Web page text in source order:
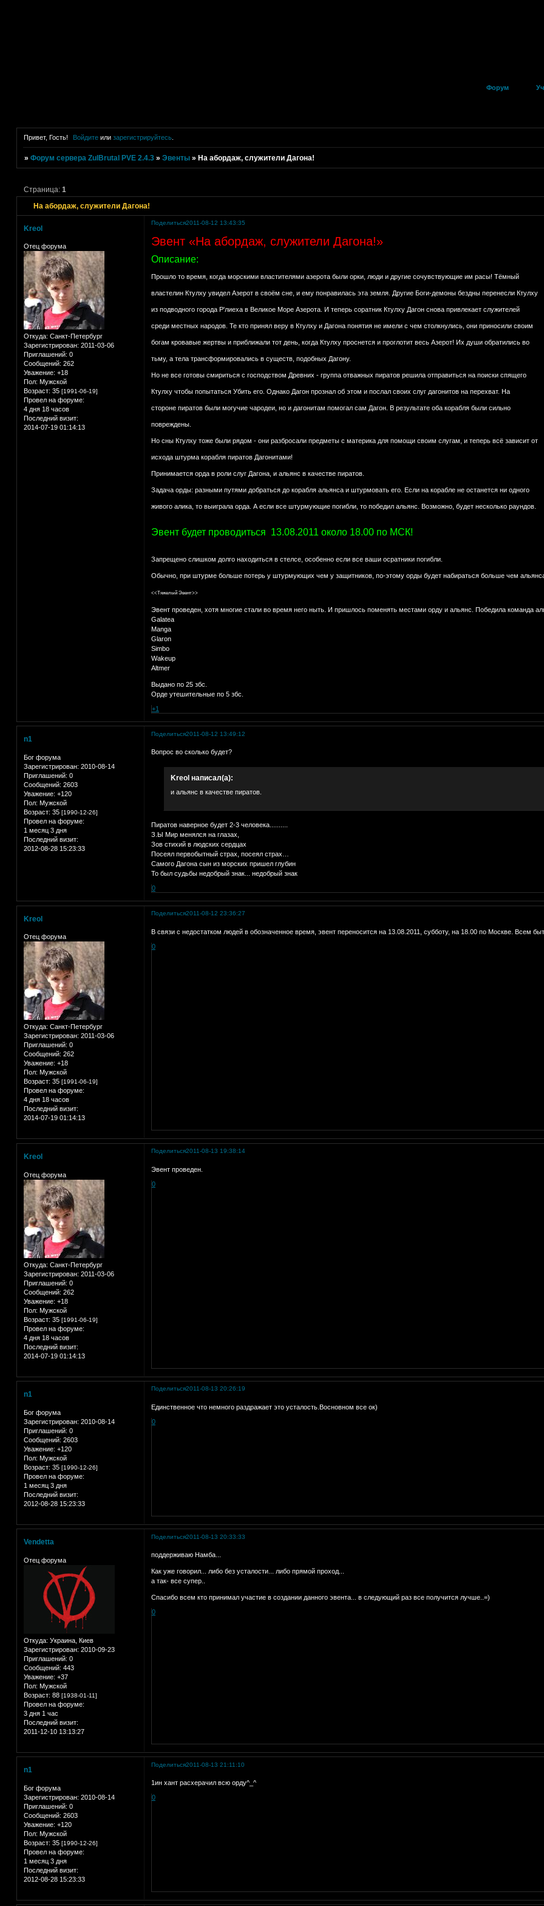
Форум
Привет, Гость! Войдите илизарегистрируйтесь
» Форум сервера ZulBrutal PVE 2.4.3 » Эвенты » На абордаж, служители Дагона!
На абордаж, служители Дагона!
Страница: 1
Поделиться2011-08-12 13:43:35
Kreol
Отец форума
Откуда: Санкт-Петербург
Зарегистрирован: 2011-03-06
Приглашений: 0
Сообщений: 262
Уважение: +18
Пол: Мужской
Возраст: 35 [1991-06-19]
Провел на форуме:
4 дня 18 часов
Последний визит:
2014-07-19 01:14:13
Эвент «На абордаж, служители Дагона!»
Описание:
Прошло то время, когда морскими властителями азерота были орки, люди и другие сочувствующие им расы! Тёмный
властелин Ктулху увидел Азерот в своём сне, и ему понравилась эта земля. Другие Боги-демоны бездны перенесли Ктулху
из подводного города Р'лиеха в Великое Море Азерота. И теперь соратник Ктулху Дагон снова привлекает служителей
среди местных народов. Те кто принял веру в Ктулху и Дагона понятия не имели с чем столкнулись, они приносили своим
богам кровавые жертвы и приближали тот день, когда Ктулху проснется и проглотит весь Азерот! Их души обратились во
тьму, а тела трансформировались в существ, подобных Дагону.
Но не все готовы смириться с господством Древних - группа отважных пиратов решила отправиться на поиски спящего
Ктулху чтобы попытаться Убить его. Однако Дагон прознал об этом и послал своих слуг дагонитов на перехват. На
стороне пиратов были могучие чародеи, но и дагонитам помогал сам Дагон. В результате оба корабля были сильно
повреждены.
Но сны Ктулху тоже были рядом - они разбросали предметы с материка для помощи своим слугам, и теперь всё зависит от
исхода штурма корабля пиратов Дагонитами!
Принимается орда в роли слуг Дагона, и альянс в качестве пиратов.
Задача орды: разными путями добраться до корабля альянса и штурмовать его. Если на корабле не останется ни одного
живого алика, то выиграла орда. А если все штурмующие погибли, то победил альянс. Возможно, будет несколько раундов.
Эвент будет проводиться 13.08.2011 около 18.00 по МСК!
Запрещено слишком долго находиться в стелсе, особенно если все ваши осратники погибли.
Обычно, при штурме больше потерь у штурмующих чем у защитников, по-этому орды будет набираться больше чем
<<Тяжелый Эвент>>
Эвент проведен, хотя многие стали во время него ныть. И пришлось поменять местами орду и альянс. Победила команда
Galatea
Manga
Glaron
Simbo
Wakeup
Altmer
Выдано по 25 збс.
Орде утешительные по 5 збс.
+1
Поделиться2011-08-12 13:49:12
n1
Бог форума
Зарегистрирован: 2010-08-14
Приглашений: 0
Сообщений: 2603
Уважение: +120
Пол: Мужской
Возраст: 35 [1990-12-26]
Провел на форуме:
1 месяц 3 дня
Последний визит:
2012-08-28 15:23:33
Вопрос во сколько будет?
Kreol написал(а):
и альянс в качестве пиратов.
Пиратов наверное будет 2-3 человека..........
З.Ы Мир менялся на глазах,
Зов стихий в людских сердцах
Посеял первобытный страх, посеял страх…
Самого Дагона сын из морских пришел глубин
То был судьбы недобрый знак... недобрый знак
0
Поделиться2011-08-12 23:36:27
Kreol
Отец форума
Откуда: Санкт-Петербург
Зарегистрирован: 2011-03-06
Приглашений: 0
Сообщений: 262
Уважение: +18
Пол: Мужской
Возраст: 35 [1991-06-19]
Провел на форуме:
4 дня 18 часов
Последний визит:
2014-07-19 01:14:13
В связи с недостатком людей в обозначенное время, эвент переносится на 13.08.2011, субботу, на 18.00 по Москве. Всем
0
Поделиться2011-08-13 19:38:14
Kreol
Отец форума
Откуда: Санкт-Петербург
Зарегистрирован: 2011-03-06
Приглашений: 0
Сообщений: 262
Уважение: +18
Пол: Мужской
Возраст: 35 [1991-06-19]
Провел на форуме:
4 дня 18 часов
Последний визит:
2014-07-19 01:14:13
Эвент проведен.
0
Поделиться2011-08-13 20:26:19
n1
Бог форума
Зарегистрирован: 2010-08-14
Приглашений: 0
Сообщений: 2603
Уважение: +120
Пол: Мужской
Возраст: 35 [1990-12-26]
Провел на форуме:
1 месяц 3 дня
Последний визит:
2012-08-28 15:23:33
Единственное что немного раздражает это усталость.Восновном все ок)
0
Поделиться2011-08-13 20:33:33
Vendetta
Отец форума
Откуда: Украина, Киев
Зарегистрирован: 2010-09-23
Приглашений: 0
Сообщений: 443
Уважение: +37
Пол: Мужской
Возраст: 88 [1938-01-11]
Провел на форуме:
3 дня 1 час
Последний визит:
2011-12-10 13:13:27
поддерживаю Намба...
Как уже говорил... либо без усталости... либо прямой проход...
а так- все супер..
Спасибо всем кто принимал участие в создании данного эвента... в следующий раз все получится лучше..=)
0
Поделиться2011-08-13 21:11:10
n1
Бог форума
Зарегистрирован: 2010-08-14
Приглашений: 0
Сообщений: 2603
Уважение: +120
Пол: Мужской
Возраст: 35 [1990-12-26]
Провел на форуме:
1 месяц 3 дня
Последний визит:
2012-08-28 15:23:33
1ин хант расхерачил всю орду^_^
0